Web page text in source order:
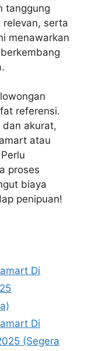
tanggung
relevan, serta
menawarkan
referensi.
akurat,
atau
proses
biaya
penipuan!
Di
Di
(Segera